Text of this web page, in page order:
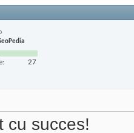
27
cu succes!